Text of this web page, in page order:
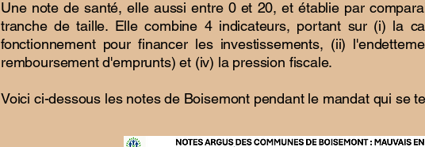
Une note de santé, elle aussi entre 0 et 20, et établie par
tranche de taille. Elle combine 4 indicateurs, portant sur (i) la
fonctionnement pour financer les investissements, (ii)
remboursement d'emprunts) et (iv) la pression fiscale.
Voici ci-dessous les notes de Boisemont pendant le mandat qui se